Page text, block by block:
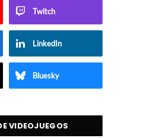
Twitch
LinkedIn
Bluesky
VIDEOJUEGOS